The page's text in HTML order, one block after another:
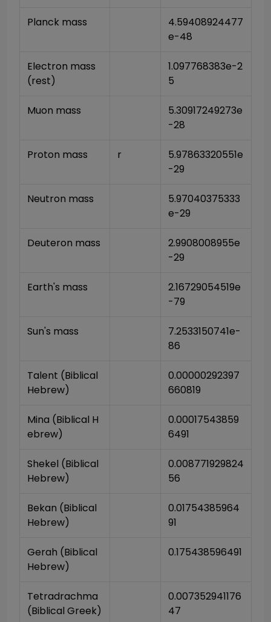
Planck mass
4.59408924477
e-48
Electron mass
(rest)
1.097768383e-2
5
Muon mass
5.30917249273e
-28
Proton mass r
5.97863320551e
-29
Neutron mass
5.97040375333
e-29
Deuteron mass
2.9908008955e
-29
Earth's mass
2.16729054519e
-79
Sun's mass
7.2533150741e-
86
Talent (Biblical
Hebrew)
0.00000292397
660819
Mina (Biblical H
ebrew)
0.00017543859
6491
Shekel (Biblical
Hebrew)
0.008771929824
56
Bekan (Biblical
Hebrew)
0.01754385964
91
Gerah (Biblical
Hebrew)
0.175438596491
Tetradrachma
(Biblical Greek)
0.007352941176
47